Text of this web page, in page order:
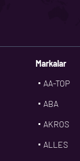
Markalar
AA-TOP
ABA
AKROS
ALLES